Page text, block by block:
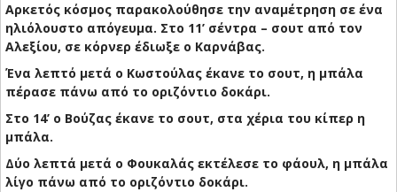
Αρκετός κόσμος παρακολούθησε την αναμέτρηση σε ένα
ηλιόλουστο απόγευμα. Στο 11’ σέντρα – σουτ από τον
Αλεξίου, σε κόρνερ έδιωξε ο Καρνάβας.
Ένα λεπτό μετά ο Κωστούλας έκανε το σουτ, η μπάλα
πέρασε πάνω από το οριζόντιο δοκάρι.
Στο 14’ ο Βούζας έκανε το σουτ, στα χέρια του κίπερ η
μπάλα.
Δύο λεπτά μετά ο Φουκαλάς εκτέλεσε το φάουλ, η μπάλα
λίγο πάνω από το οριζόντιο δοκάρι.